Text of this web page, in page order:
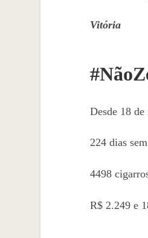
Vitória
Desde 18
224 dias
4498
R$ 2.249 e